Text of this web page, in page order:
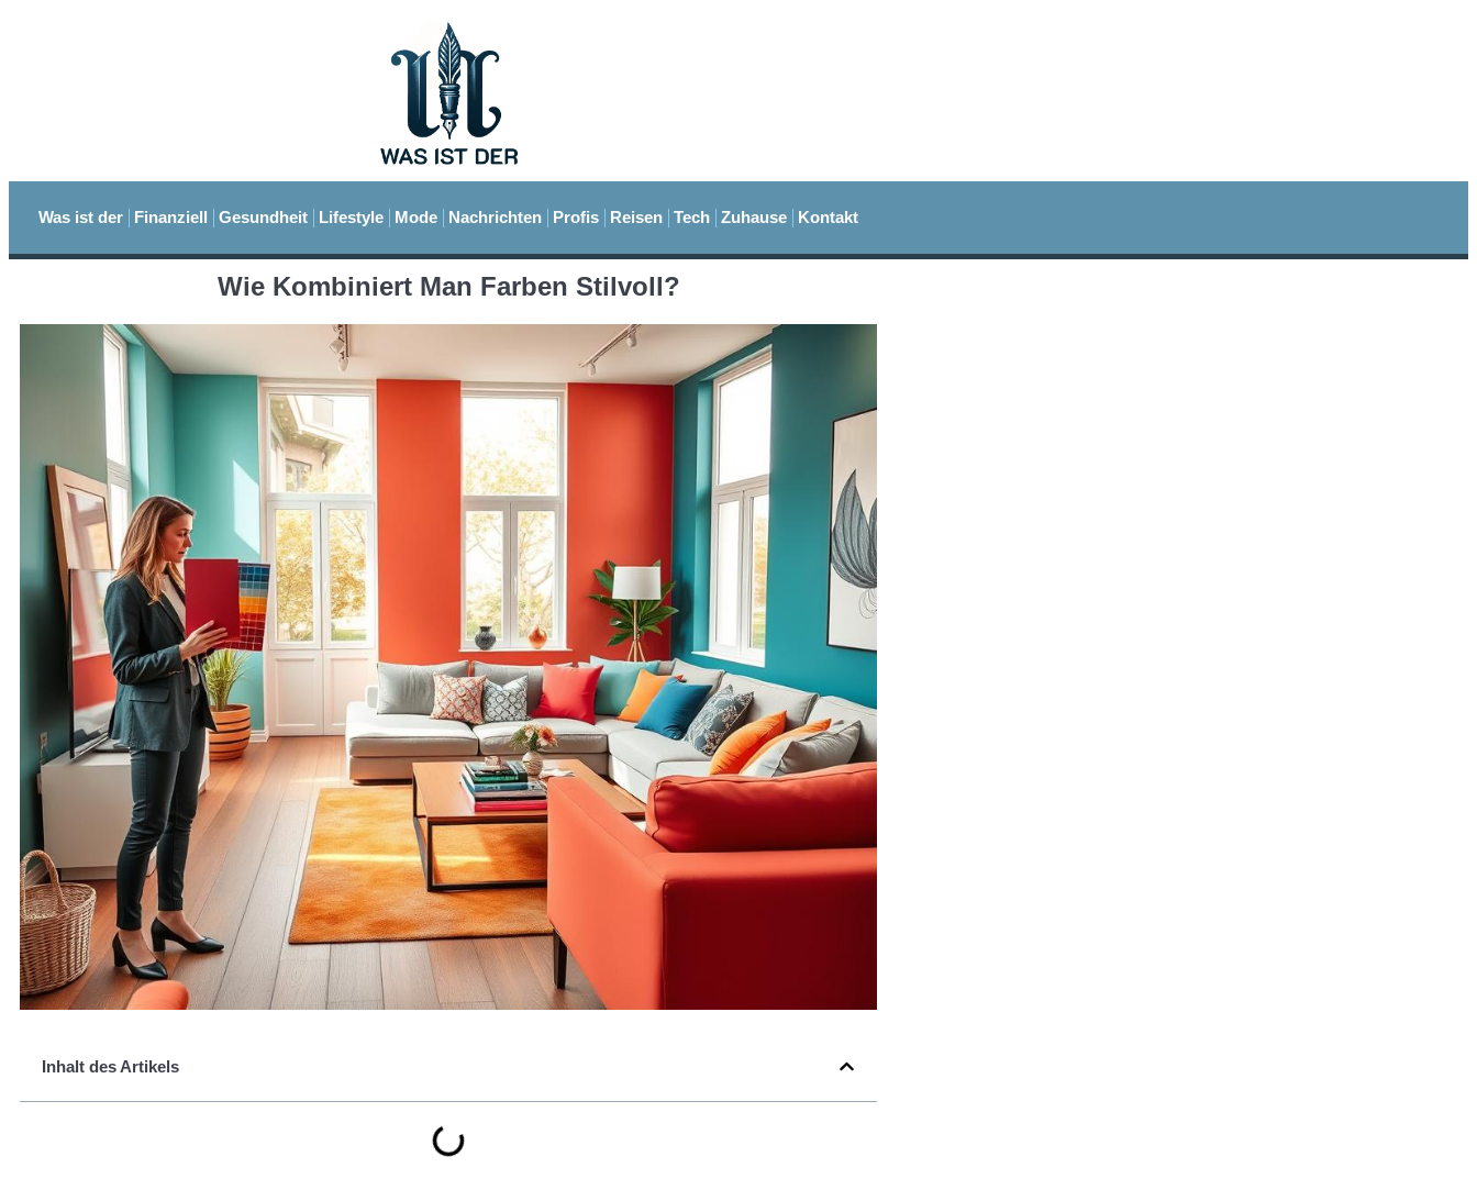
Was ist der Finanziell Gesundheit Lifestyle Mode Nachrichten Profis Reisen Tech Zuhause Kontakt
Wie Kombiniert Man Farben Stilvoll?
Inhalt des Artikels